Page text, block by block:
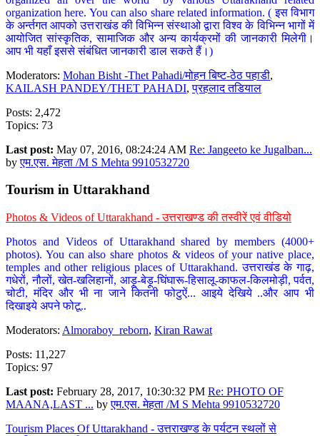
organization here. You can also share related information. ( इस विभाग
के अर्न्तगत आपको उत्तराखंड की विभिन्न संस्थाओ द्वारा विश्व के विभिन्न भागों में
आयोजित सांस्कृतिक, सामाजिक और अन्य कार्यक्रमों की जानकारी मिलेगी।
आप भी यहाँ इससे संबंधित जानकारी डाल सकते हैं।)
Moderators: Mohan Bisht -Thet Pahadi/मोहन बिष्ट-ठेठ पहाडी,
KAILASH PANDEY/THET PAHADI,प्रहलाद तडियाल
Posts: 2,472
Topics: 73
Last post: May 07, 2016, 08:24:24 AM Re: Jangeeto ke Jugalban...
byएम.एस. मेहता /M S Mehta 9910532720
Tourism in Uttarakhand
Photos & Videos of Uttarakhand - उत्तराखण्ड की तस्वीरें एवं वीडियो
Photos and Videos of Uttarakhand shared by members (4000+
photos). You can also share photos & videos of your native place,
temples and other religious places of Uttarakhand. उत्तराखंड के गाढ़,
गधेरों, नौलों, खेत-खलिहानों, आड़ू-बेड़ू-घिंघारू-हिसालू-काफल-किलमोड़ी, पर्वत,
चोटी, मंदिर और भी ना जाने कितनी फोटुऐं... आइये देखिये ..और आप भी
दिखाइये अपने फोटू..
Moderators: Almoraboy_reborn, Kiran Rawat
Posts: 11,227
Topics: 97
Last post: February 28, 2017, 10:30:32 PM Re: PHOTO OF
MAANA,LAST ... byएम.एस. मेहता /M S Mehta 9910532720
Tourism Places Of Uttarakhand - उत्तराखण्ड के पर्यटन स्थलों से